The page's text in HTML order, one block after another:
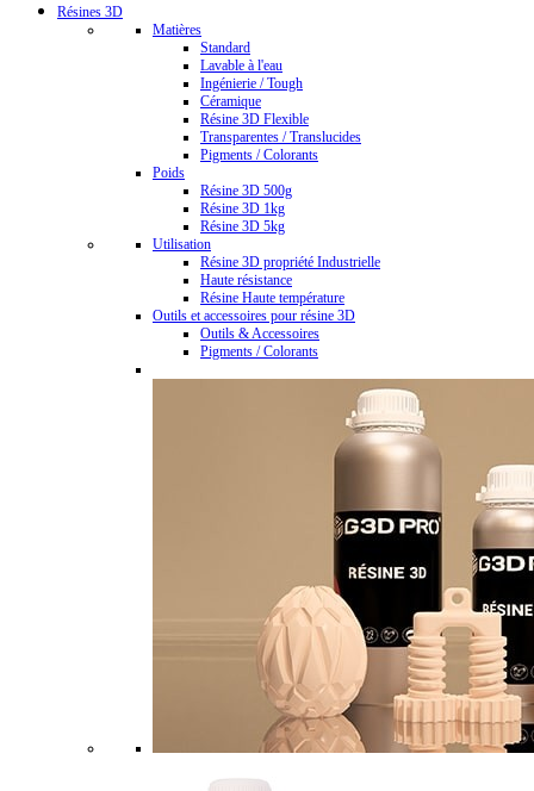
Résines 3D
Matières
Standard
Lavable à l'eau
Ingénierie / Tough
Céramique
Résine 3D Flexible
Transparentes / Translucides
Pigments / Colorants
Poids
Résine 3D 500g
Résine 3D 1kg
Résine 3D 5kg
Utilisation
Résine 3D propriété Industrielle
Haute résistance
Résine Haute température
Outils et accessoires pour résine 3D
Outils & Accessoires
Pigments / Colorants